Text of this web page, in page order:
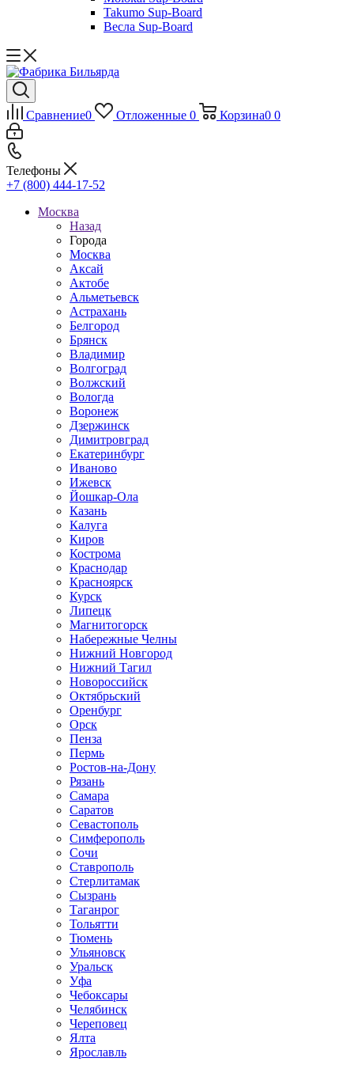
Takumo Sup-Board
Весла Sup-Board
Сравнение0 Отложенные 0 Корзина0 0
Телефоны
+7 (800) 444-17-52
Москва
Назад
Города
Москва
Аксай
Актобе
Альметьевск
Астрахань
Белгород
Брянск
Владимир
Волгоград
Волжский
Вологда
Воронеж
Дзержинск
Димитровград
Екатеринбург
Иваново
Ижевск
Йошкар-Ола
Казань
Калуга
Киров
Кострома
Краснодар
Красноярск
Курск
Липецк
Магнитогорск
Набережные Челны
Нижний Новгород
Нижний Тагил
Новороссийск
Октябрьский
Оренбург
Орск
Пенза
Пермь
Ростов-на-Дону
Рязань
Самара
Саратов
Севастополь
Симферополь
Сочи
Ставрополь
Стерлитамак
Сызрань
Таганрог
Тольятти
Тюмень
Ульяновск
Уральск
Уфа
Чебоксары
Челябинск
Череповец
Ялта
Ярославль